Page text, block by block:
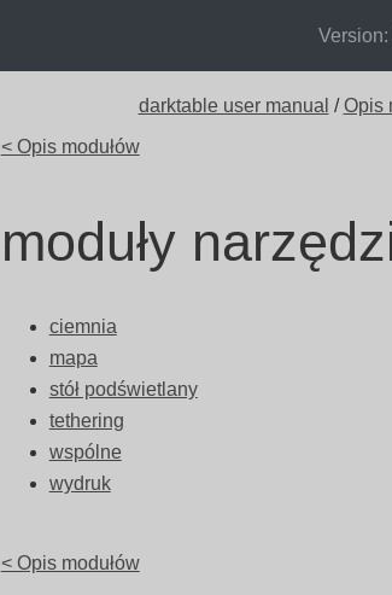
darktable user manual /Opis
< Opis modułów
moduły
ciemnia
mapa
stół podświetlany
tethering
wspólne
wydruk
< Opis modułów